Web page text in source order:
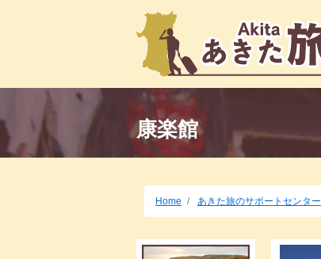
康楽館
Home あきた旅のサポートセンター